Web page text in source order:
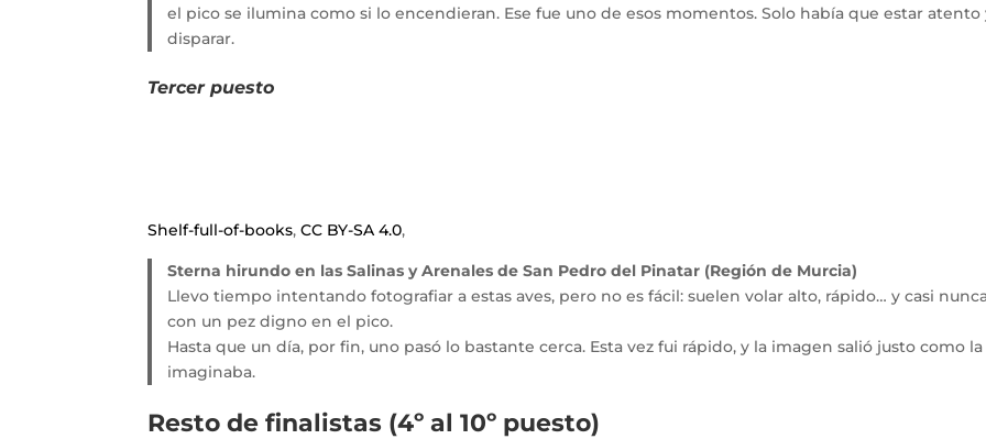
el pico se ilumina como si lo encendieran. Ese fue uno de esos momentos. Solo había que estar atento
disparar.
Tercer puesto
Shelf-full-of-books,CC BY-SA 4.0,
Sterna hirundo en las Salinas y Arenales de San Pedro del Pinatar (Región de Murcia)
Llevo tiempo intentando fotografiar a estas aves, pero no es fácil: suelen volar alto, rápido… y casi
con un pez digno en el pico.
Hasta que un día, por fin, uno pasó lo bastante cerca. Esta vez fui rápido, y la imagen salió justo como la
imaginaba.
Resto de finalistas (4º al 10º puesto)